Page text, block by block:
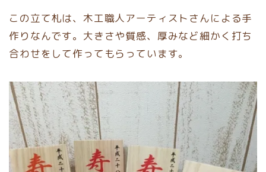
この立て札は、木工職人アーティストさんによる手
作りなんです。大きさや質感、厚みなど細かく打ち
合わせをして作ってもらっています。